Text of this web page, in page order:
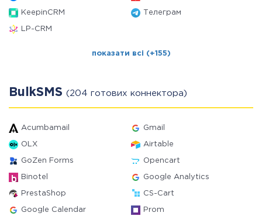
KeepinCRM Телеграм
LP-CRM
показати всі (+155)
BulkSMS (204 готових коннектора)
Acumbamail Gmail
OLX Airtable
GoZen Forms Opencart
Binotel Google Analytics
PrestaShop CS-Cart
Google Calendar Prom